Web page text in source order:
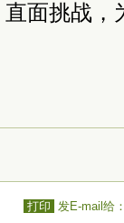
面挑战，
打印 发E-mail给